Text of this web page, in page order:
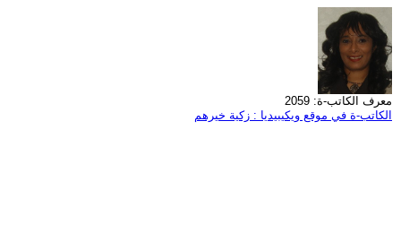
معرف الكاتب-ة: 2059
الكاتب-ة في موقع ويكيبيديا : زكية خيرهم